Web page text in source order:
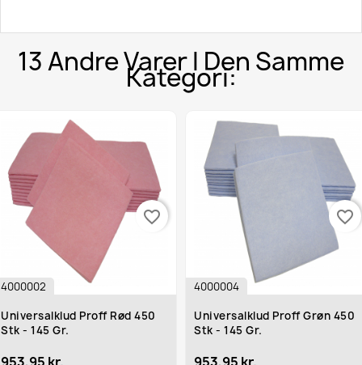
13 Andre Varer I Den Samme
Kategori:
Rød 450
4000004
Universalklud Proff Grøn 450
favorite_border
Altmuligklude